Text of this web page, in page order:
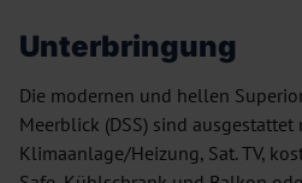
Unterbringung
Die modernen und hellen
Meerblick (DSS) sind ausgestattet
Klimaanlage/Heizung, Sat. TV,